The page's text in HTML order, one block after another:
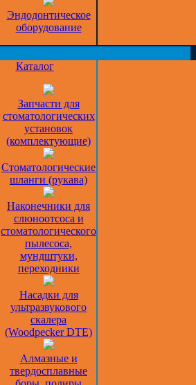
Эндодонтическое
оборудование
Каталог
Запчасти для
стоматологических
установок
(комплектующие)
Стоматологические
шланги (рукава)
Наконечники для
слюноотсоса и
стоматологического
пылесоса,
мундштуки,
переходники
Насадки для
ультразвукового
скалера
(Woodpecker DTE)
Алмазные и
твердосплавные